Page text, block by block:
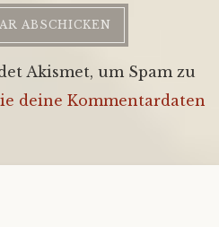
Akismet, um Spam zu
deine Kommentardaten